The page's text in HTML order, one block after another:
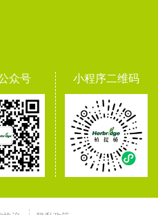
众号 小程序二维码